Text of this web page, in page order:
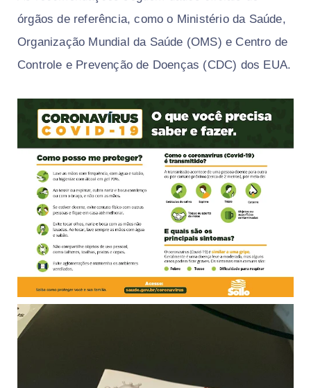
órgãos de referência, como o Ministério da Saúde,
Organização Mundial da Saúde (OMS) e Centro de
Controle e Prevenção de Doenças (CDC) dos EUA.